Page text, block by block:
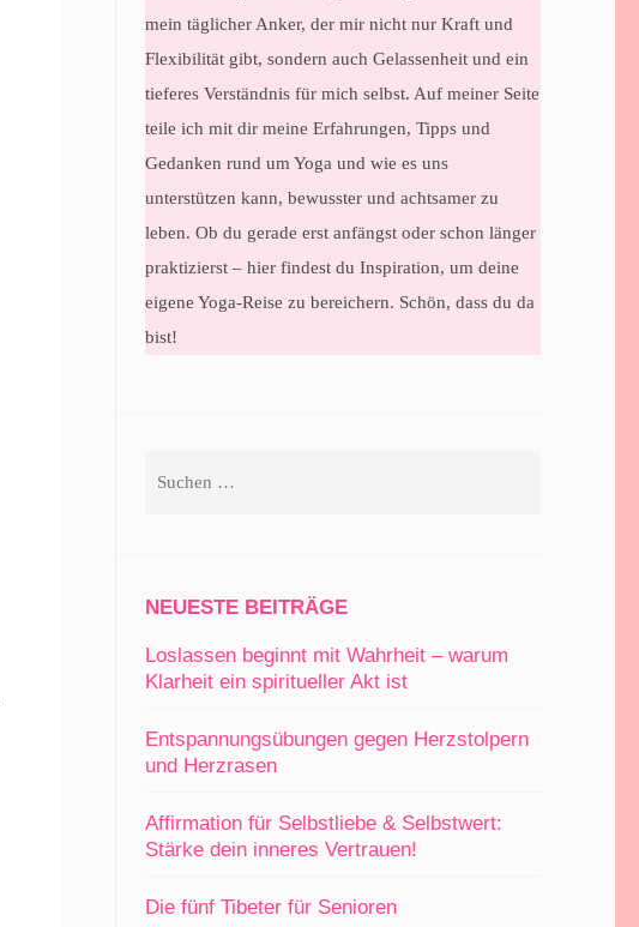
mein täglicher Anker, der mir nicht nur Kraft und
Flexibilität gibt, sondern auch Gelassenheit und ein
tieferes Verständnis für mich selbst. Auf meiner Seite
teile ich mit dir meine Erfahrungen, Tipps und
Gedanken rund um Yoga und wie es uns
unterstützen kann, bewusster und achtsamer zu
leben. Ob du gerade erst anfängst oder schon länger
praktizierst – hier findest du Inspiration, um deine
eigene Yoga-Reise zu bereichern. Schön, dass du da
bist!
NEUESTE BEITRÄGE
Loslassen beginnt mit Wahrheit – warum
Klarheit ein spiritueller Akt ist
Entspannungsübungen gegen Herzstolpern
und Herzrasen
Affirmation für Selbstliebe & Selbstwert:
Stärke dein inneres Vertrauen!
Die fünf Tibeter für Senioren